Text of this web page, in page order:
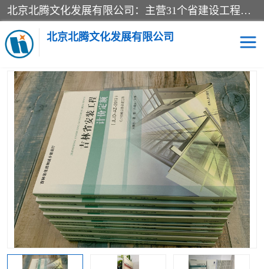
北京北腾文化发展有限公司：主营31个省建设工程预算书,工程预算软件,工程计价依据,工程造价定额,工程量清单计价定额,建设工程量消耗量定额,各行业工程预算定额,铁路定额,电力定额,矿山定额,*,黄金定额,钢铁企业检修定额,中石化安装检修定额,煤矿图书,医院书籍等.诚信的经营，在发展的同时公司不忘不断总结不断优化为客户的服务，和一如既往的热情赢得了新老客户的极高评价及青睐。
北京北腾文化发展有限公司
当前位置：首页>供应商机>吉林建设工程计价定额> 2019版吉林
安装工程计价定额 新版吉林安装工程预算定额 2019吉林安装工程造
价定额
医院图书 预算定额
电力图书 煤矿图书
标准图书 铁路建设工程预算定额
电力行业工程预算定额 石油化工安装预算定额
新石油化工检修定额 石油化工概算定额数据
石油建设安装工程预算定 长输管道工程检修维修预